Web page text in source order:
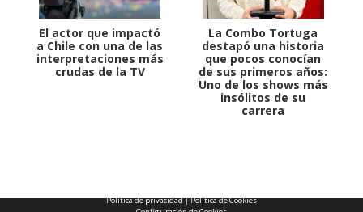
El actor que impactó
a Chile con una de las
interpretaciones más
crudas de la TV
La Combo Tortuga
destapó una historia
que pocos conocían
de sus primeros años:
Uno de los shows más
insólitos de su
carrera
Política de privacidad|Política de Cookies